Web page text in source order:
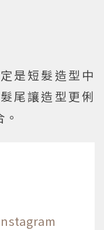
是短髮造型中
尾讓造型更俐